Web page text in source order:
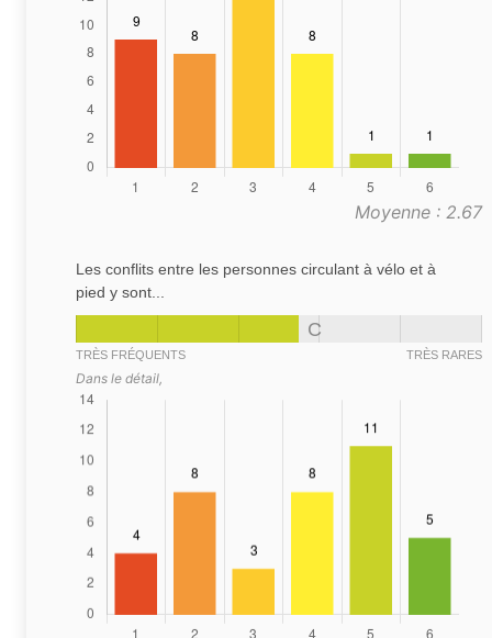
Moyenne : 2.67
Les conflits entre les personnes circulant à vélo et à
pied y sont...
C
TRÈS FRÉQUENTS TRÈS RARES
Dans le détail,